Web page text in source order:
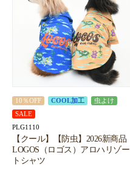
10％OFF COOL加工
虫よけ
SALE
PLG1110
【クール】【防虫】2026新商品
LOGOS（ロゴス）アロハリゾー
トシャツ
お買い物を続ける